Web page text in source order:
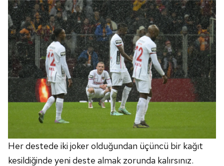
Her destede iki joker olduğundan üçüncü bir kağıt
kesildiğinde yeni deste almak zorunda kalırsınız.